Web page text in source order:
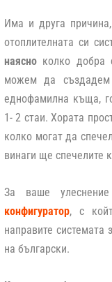
Има и друга
отоплителната си
наясно колко добра
можем да създадем
еднофамилна къща,
1- 2 стаи. Хората
колко могат да
винаги ще спечелите
За ваше
конфигуратор, с
направите
на български.